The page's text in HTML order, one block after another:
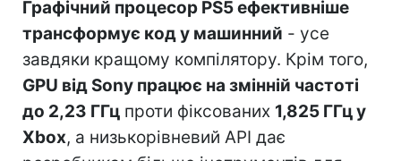
Графічний процесор PS5 ефективніше
трансформує код у машинний - усе
завдяки кращому компілятору. Крім того,
GPU від Sony працює на змінній частоті
до 2,23 ГГц проти фіксованих 1,825 ГГц у
Xbox, а низькорівневий API дає